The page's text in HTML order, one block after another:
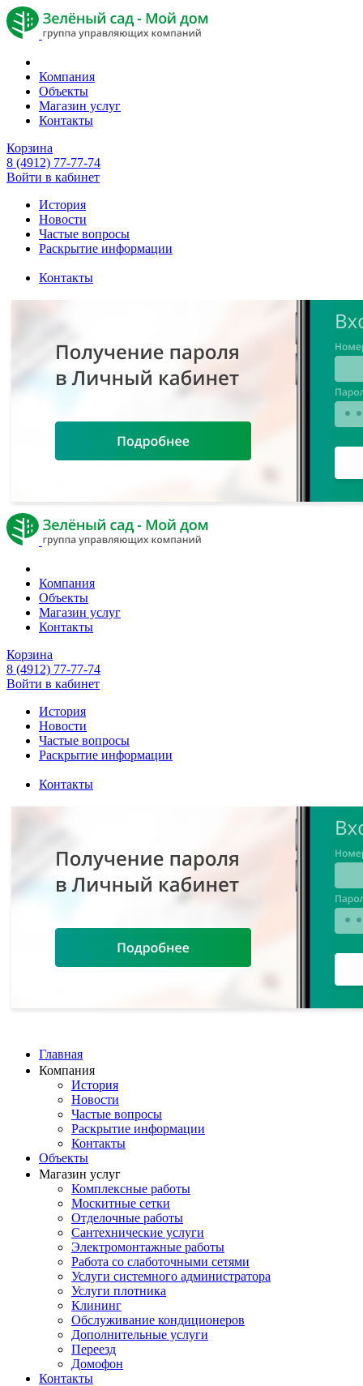
Компания
Объекты
Магазин услуг
Контакты
Корзина
8 (4912) 77-77-74
Войти в кабинет
История
Новости
Частые вопросы
Раскрытие информации
Контакты
Компания
Объекты
Магазин услуг
Контакты
Корзина
8 (4912) 77-77-74
Войти в кабинет
История
Новости
Частые вопросы
Раскрытие информации
Контакты
Главная
Компания
История
Новости
Частые вопросы
Раскрытие информации
Контакты
Объекты
Магазин услуг
Комплексные работы
Москитные сетки
Отделочные работы
Сантехнические услуги
Электромонтажные работы
Работа со слаботочными сетями
Услуги системного администратора
Услуги плотника
Клининг
Обслуживание кондиционеров
Дополнительные услуги
Переезд
Домофон
Контакты